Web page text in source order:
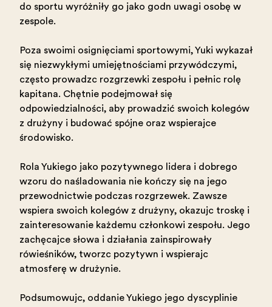
do sportu wyróżniły go jako godną uwagi osobę w
zespole.
Poza swoimi osiągnięciami sportowymi, Yuki wykazał
się niezwykłymi umiejętnościami przywódczymi,
często prowadząc rozgrzewki zespołu i pełniąc rolę
kapitana. Chętnie podejmował się
odpowiedzialności, aby prowadzić swoich kolegów
z drużyny i budować spójne oraz wspierające
środowisko.
Rola Yukiego jako pozytywnego lidera i dobrego
wzoru do naśladowania nie kończy się na jego
przewodnictwie podczas rozgrzewek. Zawsze
wspiera swoich kolegów z drużyny, okazując troskę i
zainteresowanie każdemu członkowi zespołu. Jego
zachęcające słowa i działania zainspirowały
rówieśników, tworząc pozytywną i wspierającą
atmosferę w drużynie.
Podsumowując, oddanie Yukiego jego dyscyplinie